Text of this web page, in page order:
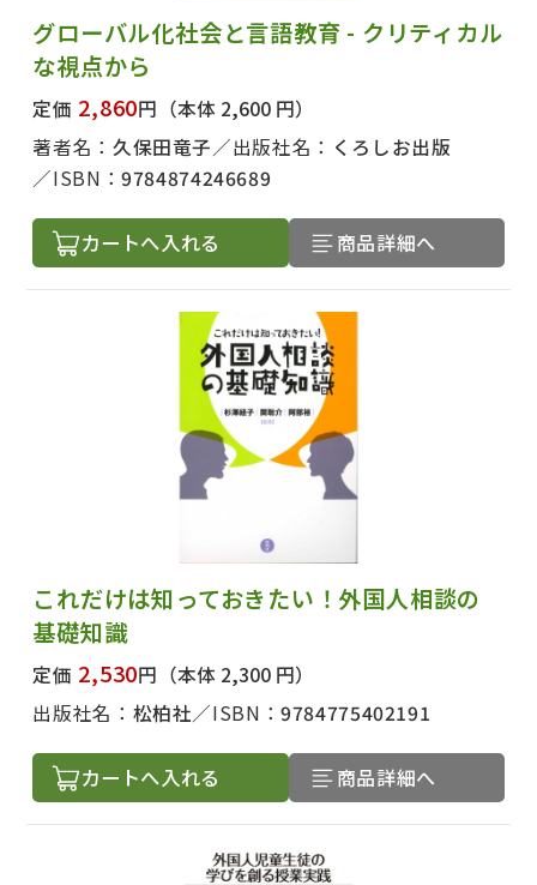
グローバル化社会と言語教育 - クリティカル
な視点から
定価 2,860円 （本体 2,600 円）
著者名： 久保田竜子 出版社名： くろしお出版
ISBN：9784874246689
カートへ入れる 商品詳細へ
これだけは知っておきたい！外国人相談の
基礎知識
定価 2,530円 （本体 2,300 円）
出版社名： 松柏社 ISBN：9784775402191
カートへ入れる 商品詳細へ